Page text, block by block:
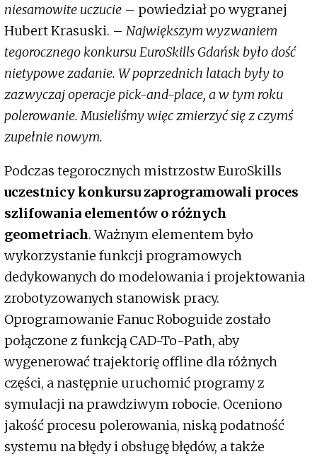
niesamowite uczucie – powiedział po wygranej
Hubert Krasuski. – Największym wyzwaniem
tegorocznego konkursu EuroSkills Gdańsk było dość
nietypowe zadanie. W poprzednich latach były to
zazwyczaj operacje pick-and-place, a w tym roku
polerowanie. Musieliśmy więc zmierzyć się z czymś
zupełnie nowym.
Podczas tegorocznych mistrzostw EuroSkills
uczestnicy konkursu zaprogramowali proces
szlifowania elementów o różnych
geometriach. Ważnym elementem było
wykorzystanie funkcji programowych
dedykowanych do modelowania i projektowania
zrobotyzowanych stanowisk pracy.
Oprogramowanie Fanuc Roboguide zostało
połączone z funkcją CAD-To-Path, aby
wygenerować trajektorię offline dla różnych
części, a następnie uruchomić programy z
symulacji na prawdziwym robocie. Oceniono
jakość procesu polerowania, niską podatność
systemu na błędy i obsługę błędów, a także